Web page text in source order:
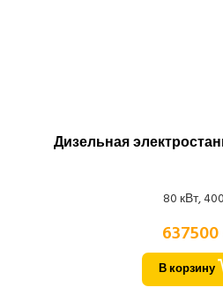
Дизельная
80 кВт,
В корзину